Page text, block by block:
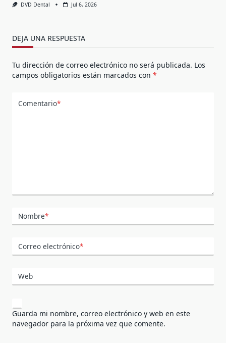
DVD Dental Jul 6, 2026
DEJA UNA RESPUESTA
Tu dirección de correo electrónico no será publicada. Los
campos obligatorios están marcados con *
Comentario*
Nombre*
Correo electrónico*
Web
Guarda mi nombre, correo electrónico y web en este
navegador para la próxima vez que comente.